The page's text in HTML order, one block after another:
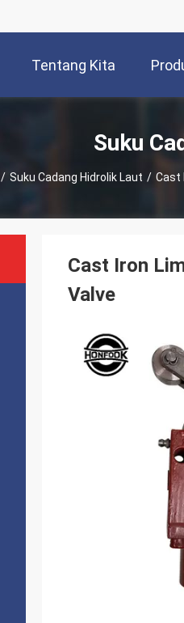
Tentang Kita
Suku
/ Suku Cadang Hidrolik Laut / Cast
Cast Iron
Valve